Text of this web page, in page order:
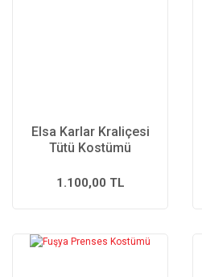
Elsa Karlar Kraliçesi
Tütü Kostümü
1.100,00 TL